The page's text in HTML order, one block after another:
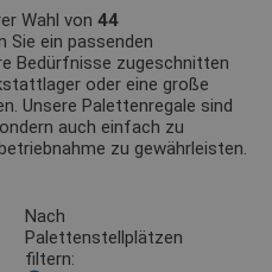
Wahl von 44
Sie ein passenden
Bedürfnisse zugeschnitten
oder eine große
Unsere Palettenregale sind
auch einfach zu
zu gewährleisten.
Nach
Palettenstellplätzen
filtern: